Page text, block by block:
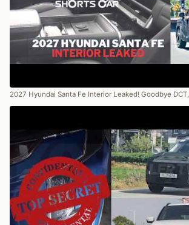
2027 Hyundai Santa Fe Interior Leaked! Goodbye